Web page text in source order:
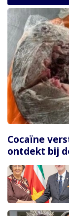
Cocaïne
ontdekt bij